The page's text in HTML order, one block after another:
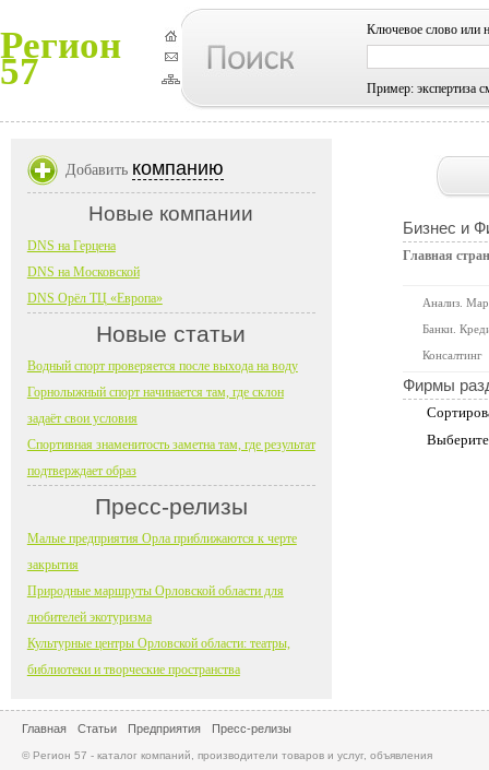
Регион
57
Ключевое слово или
Пример: экспертиза
Бизнес и
Главная
Анализ.
Банки.
Консалтинг
Фирмы
Добавить компанию
Новые компании
DNS на Герцена
DNS на Московской
DNS Орёл ТЦ «Европа»
Новые статьи
Водный спорт проверяется после выхода на воду
Горнолыжный спорт начинается там, где склон
задаёт свои условия
Спортивная знаменитость заметна там, где результат
подтверждает образ
Пресс-релизы
Малые предприятия Орла приближаются к черте
закрытия
Природные маршруты Орловской области для
любителей экотуризма
Культурные центры Орловской области: театры,
библиотеки и творческие пространства
Главная Статьи Предприятия Пресс-релизы
© Регион 57 - каталог компаний, производители товаров и услуг, объявления